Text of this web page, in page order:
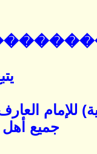
للإمام
جميع